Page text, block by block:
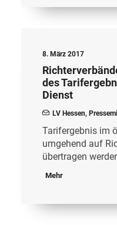
8. März 2017
des
Dienst
LV Hessen,
Tarifergebnis im
umgehend auf
übertragen
Mehr